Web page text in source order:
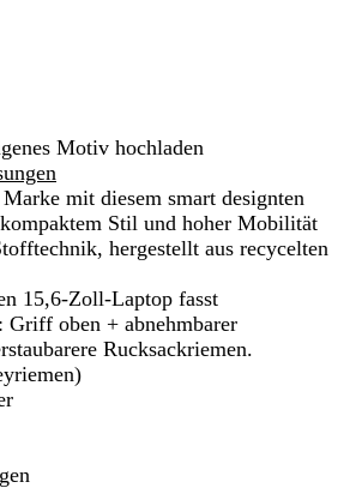
Motiv hochladen
mit diesem smart designten
Stil und hoher Mobilität
hergestellt aus recycelten
15,6‑Zoll‑Laptop fasst
Griff oben + abnehmbarer
Rucksackriemen.